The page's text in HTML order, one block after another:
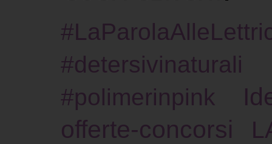
#detersivinaturali
#polimerinpink
offerte-concorsi